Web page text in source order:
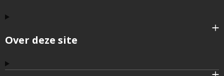
Over deze site